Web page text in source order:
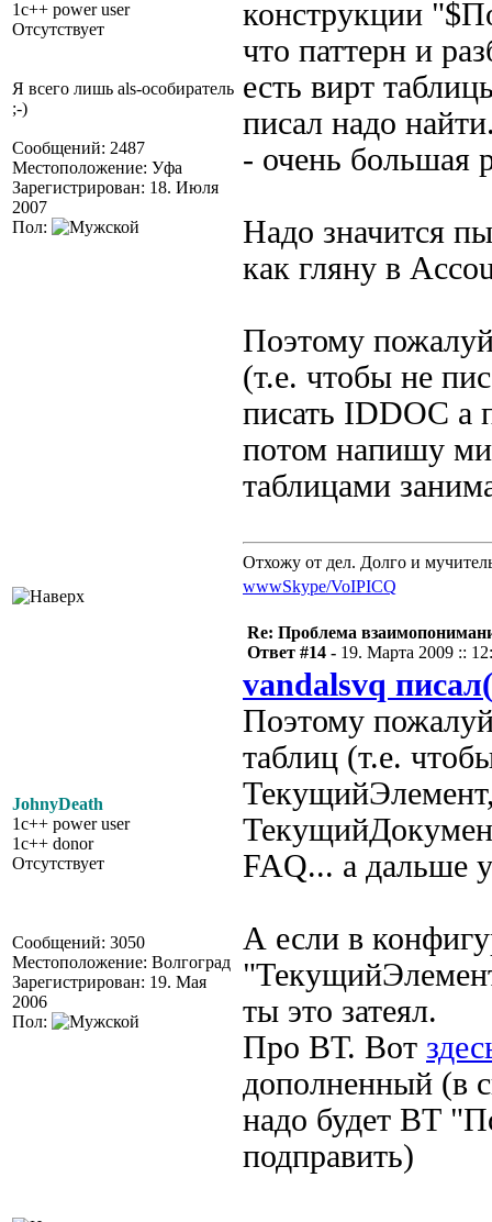
1c++ power user
Отсутствует
Я всего лишь als-особиратель
;-)
Сообщений: 2487
Местоположение: Уфа
Зарегистрирован: 18. Июля
2007
Пол:
конструкции
что паттерн и
есть вирт
писал надо
- очень большая
Надо значится
как гляну в
Поэтому
(т.е. чтобы не
писать IDDOC а
потом напишу
таблицами
Отхожу от дел. Долго и
wwwSkype/VoIPICQ
JohnyDeath
1c++ power user
1c++ donor
Отсутствует
Сообщений: 3050
Местоположение: Волгоград
Зарегистрирован: 19. Мая
2006
Пол:
Re: Проблема
Ответ #14 - 19. Марта 2009 ::
vandalsvq
Поэтому
таблиц (т.е.
FAQ... а дальше
А если в
ты это затеял.
Про ВТ. Вот
дополненный (в
надо будет ВТ
подправить)